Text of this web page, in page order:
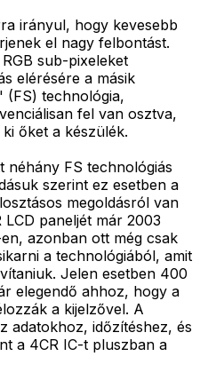
irányul, hogy kevesebb
el nagy felbontást.
sub-pixeleket
elérésére a másik
(FS) technológia,
fel van osztva,
őket a készülék.
néhány FS technológiás
szerint ez esetben a
megoldásról van
paneljét már 2003
azonban ott még csak
a technológiából, amit
Jelen esetben 400
elegendő ahhoz, hogy a
a kijelzővel. A
adatokhoz, időzítéshez, és
a 4CR IC-t pluszban a